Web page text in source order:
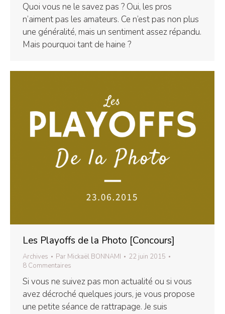
Quoi vous ne le savez pas ? Oui, les pros
n’aiment pas les amateurs. Ce n’est pas non plus
une généralité, mais un sentiment assez répandu.
Mais pourquoi tant de haine ?
Les Playoffs de la Photo [Concours]
Archives Par Mickaël BONNAMI
22 juin 2015
8 Commentaires
Si vous ne suivez pas mon actualité ou si vous
avez décroché quelques jours, je vous propose
une petite séance de rattrapage. Je suis